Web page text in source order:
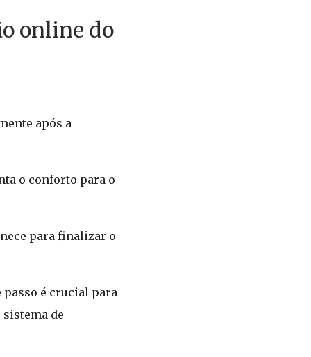
online do
após a
o conforto para o
para finalizar o
é crucial para
de